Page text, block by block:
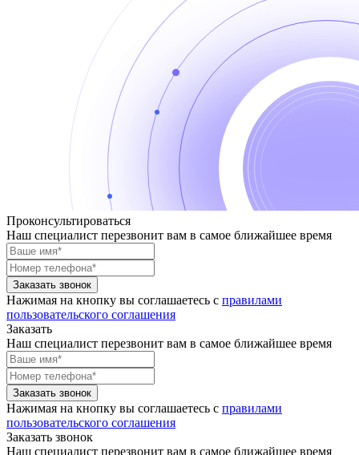
Проконсультироваться
Наш специалист перезвонит вам в самое ближайшее время
Заказать звонок
Нажимая на кнопку вы соглашаетесь с правилами
пользовательского соглашения
Заказать
Наш специалист перезвонит вам в самое ближайшее время
Заказать звонок
Нажимая на кнопку вы соглашаетесь с правилами
пользовательского соглашения
Заказать звонок
Наш специалист перезвонит вам в самое ближайшее время